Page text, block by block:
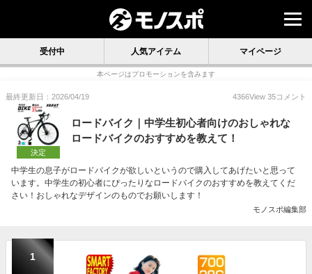
受付中 人気アイテム マイページ
本ページはプロモーションを含みます
最終更新日：2026/04/19 4366View 35コメント
決定
ロードバイク｜中学生初心者向けのおしゃれな
ロードバイクのおすすめを教えて！
中学生の息子がロードバイクが欲しいというので購入してあげたいと思って
います。中学生の初心者にぴったりなロードバイクのおすすめを教えてくだ
さい！おしゃれなデザインのものでお願いします！
モノスポ編集部
1